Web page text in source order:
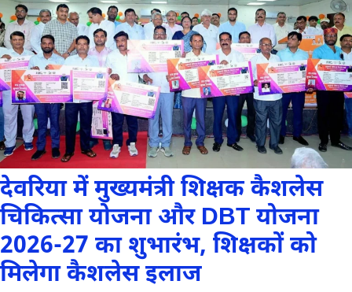
देवरिया में मुख्यमंत्री शिक्षक कैशलेस
चिकित्सा योजना और DBT योजना
2026-27 का शुभारंभ, शिक्षकों को
मिलेगा कैशलेस इलाज